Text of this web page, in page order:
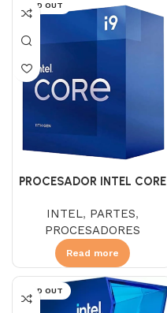
SOLD OUT
PROCESADOR INTEL CORE
INTEL, PARTES,
PROCESADORES
Read more
SOLD OUT